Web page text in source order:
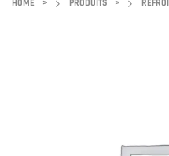
HOME > PRODUITS >